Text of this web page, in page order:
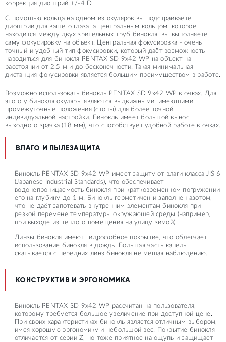
коррекция диоптрий +/-4 D.
С помощью кольца на одном из окуляров вы подстраиваете
диоптрии для вашего глаза, а центральным кольцом, которое
находится между двух зрительных труб бинокля, вы выполняете
саму фокусировку на объект. Центральная фокусировка - очень
точный и удобный тип фокусировки, который даёт возможность
наводиться для бинокля PENTAX SD 9x42 WP на объект на
расстоянии от 2.5 м и до бесконечности. Такая минимальная
дистанция фокусировки является большим преимуществом в работе.
Возможно использовать бинокль PENTAX SD 9x42 WP в очках. Для
этого у бинокля окуляры являются выдвижными, имеющими
промежуточные положения (стопы) для более точной
индивидуальной настройки. Бинокль имеет большой вынос
выходного зрачка (18 мм), что способствует удобной работе в очках.
ВЛАГО И ПЫЛЕЗАЩИТА
Бинокль PENTAX SD 9x42 WP имеет защиту от влаги класса JIS 6
(Japanese Industrial Standards), что обеспечивает
водонепроницаемость бинокля при кратковременном погружении
его на глубину до 1 м. Бинокль герметичен и заполнен азотом,
что не даёт запотевать внутренним элементам бинокля при
резкой перемене температуры окружающей среды (например,
при выходе из теплого помещения на улицу зимой).
Линзы бинокля имеют гидрофобное покрытие, что облегчает
использование бинокля в дождь. Большая часть капель
скатывается с передних линз бинокля не мешая наблюдению.
КОНСТРУКТИВ И ЭРГОНОМИКА
Бинокль PENTAX SD 9x42 WP рассчитан на пользователя,
которому требуется большое увеличение при доступной цене.
При своих характеристиках бинокль является отличным выбором,
имея хорошую эргономику и небольшой вес. Покрытие бинокля
отличается от серии Z, но тоже приятное на ощупь и защищает